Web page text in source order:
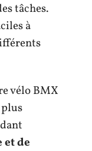
tâches.
à
vélo BMX
et de